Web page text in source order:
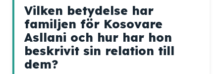
Vilken betydelse har
familjen för Kosovare
Asllani och hur har hon
beskrivit sin relation till
dem?